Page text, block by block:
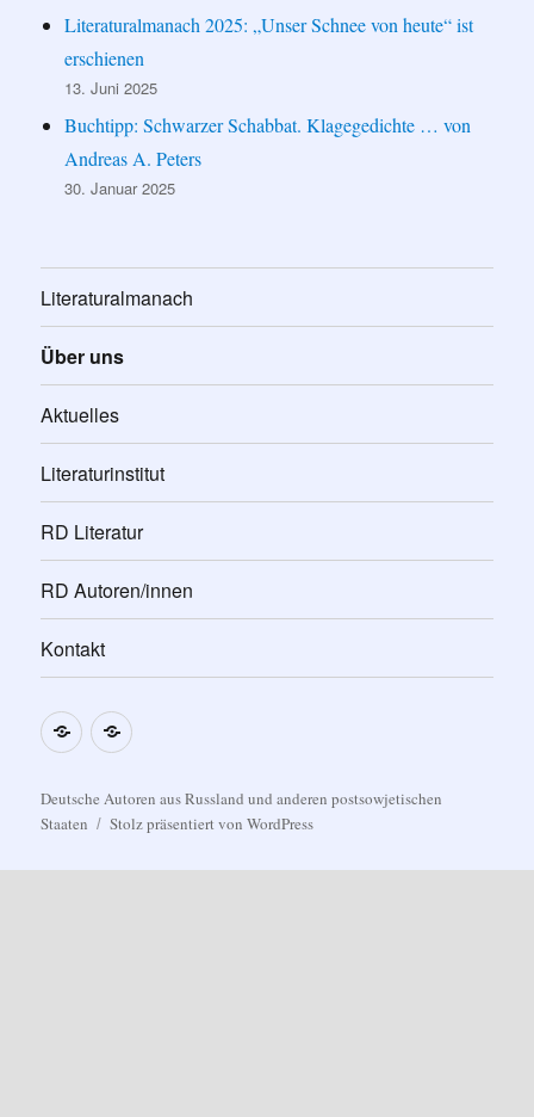
Literaturalmanach 2025: „Unser Schnee von heute“ ist
erschienen
13. Juni 2025
Buchtipp: Schwarzer Schabbat. Klagegedichte … von
Andreas A. Peters
30. Januar 2025
Literaturalmanach
Über uns
Aktuelles
Literaturinstitut
RD Literatur
RD Autoren/innen
Kontakt
ImpressumDatenschutzerklärung
Deutsche Autoren aus Russland und anderen postsowjetischen
Staaten
Stolz präsentiert von WordPress